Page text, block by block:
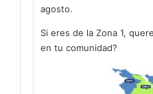
agosto.
Si eres de la Zona 1,
en tu comunidad?